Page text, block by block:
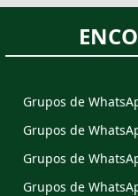
Grupos de
Grupos de
Grupos de
Grupos de